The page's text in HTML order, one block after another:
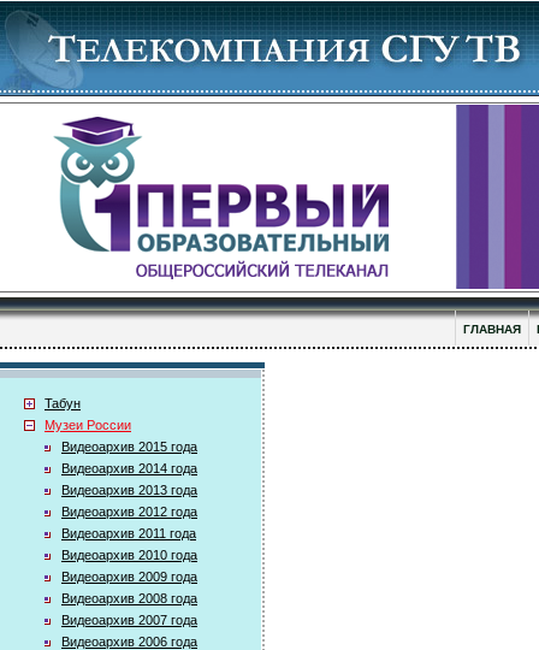
ГЛАВНАЯ
Табун
Музеи России
Видеоархив 2015 года
Видеоархив 2014 года
Видеоархив 2013 года
Видеоархив 2012 года
Видеоархив 2011 года
Видеоархив 2010 года
Видеоархив 2009 года
Видеоархив 2008 года
Видеоархив 2007 года
Видеоархив 2006 года